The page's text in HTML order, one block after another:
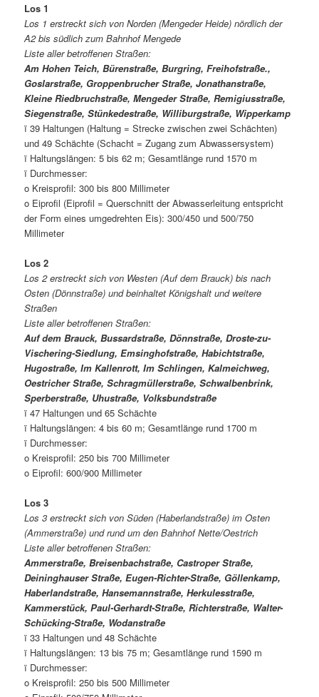
Los 1
Los 1 erstreckt sich von Norden (Mengeder Heide) nördlich der
A2 bis südlich zum Bahnhof Mengede
Liste aller betroffenen Straßen:
Am Hohen Teich, Bürenstraße, Burgring, Freihofstraße.,
Goslarstraße, Groppenbrucher Straße, Jonathanstraße,
Kleine Riedbruchstraße, Mengeder Straße, Remigiusstraße,
Siegenstraße, Stünkedestraße, Williburgstraße, Wipperkamp
ï 39 Haltungen (Haltung = Strecke zwischen zwei Schächten)
und 49 Schächte (Schacht = Zugang zum Abwassersystem)
ï Haltungslängen: 5 bis 62 m; Gesamtlänge rund 1570 m
ï Durchmesser:
o Kreisprofil: 300 bis 800 Millimeter
o Eiprofil (Eiprofil = Querschnitt der Abwasserleitung entspricht
der Form eines umgedrehten Eis): 300/450 und 500/750
Millimeter
Los 2
Los 2 erstreckt sich von Westen (Auf dem Brauck) bis nach
Osten (Dönnstraße) und beinhaltet Königshalt und weitere
Straßen
Liste aller betroffenen Straßen:
Auf dem Brauck, Bussardstraße, Dönnstraße, Droste-zu-
Vischering-Siedlung, Emsinghofstraße, Habichtstraße,
Hugostraße, Im Kallenrott, Im Schlingen, Kalmeichweg,
Oestricher Straße, Schragmüllerstraße, Schwalbenbrink,
Sperberstraße, Uhustraße, Volksbundstraße
ï 47 Haltungen und 65 Schächte
ï Haltungslängen: 4 bis 60 m; Gesamtlänge rund 1700 m
ï Durchmesser:
o Kreisprofil: 250 bis 700 Millimeter
o Eiprofil: 600/900 Millimeter
Los 3
Los 3 erstreckt sich von Süden (Haberlandstraße) im Osten
(Ammerstraße) und rund um den Bahnhof Nette/Oestrich
Liste aller betroffenen Straßen:
Ammerstraße, Breisenbachstraße, Castroper Straße,
Deininghauser Straße, Eugen-Richter-Straße, Göllenkamp,
Haberlandstraße, Hansemannstraße, Herkulesstraße,
Kammerstück, Paul-Gerhardt-Straße, Richterstraße, Walter-
Schücking-Straße, Wodanstraße
ï 33 Haltungen und 48 Schächte
ï Haltungslängen: 13 bis 75 m; Gesamtlänge rund 1590 m
ï Durchmesser:
o Kreisprofil: 250 bis 500 Millimeter